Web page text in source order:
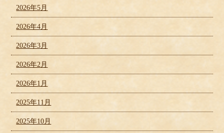
2026年5月
2026年4月
2026年3月
2026年2月
2026年1月
2025年11月
2025年10月